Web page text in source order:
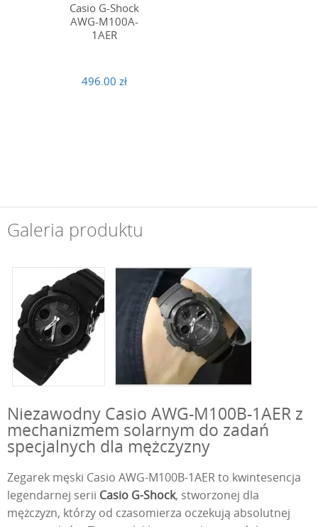
Casio G-Shock
AWG-M100A-
1AER
496.00 zł
Galeria produktu
Niezawodny Casio AWG-M100B-1AER z
mechanizmem solarnym do zadań
specjalnych dla mężczyzny
Zegarek męski Casio AWG-M100B-1AER to kwintesencja
legendarnej serii Casio G-Shock, stworzonej dla
mężczyzn, którzy od czasomierza oczekują absolutnej